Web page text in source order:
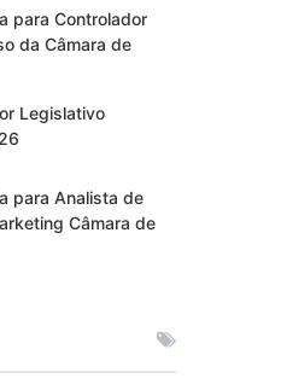
para Controlador
da Câmara de
Legislativo
para Analista de
Câmara de